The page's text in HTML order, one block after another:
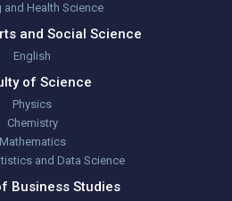
and Health Science
and Social Science
English
of Science
Physics
Chemistry
Mathematics
and Data Science
Business Studies